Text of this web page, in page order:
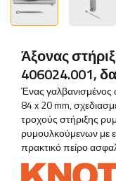
Άξονας
406024.001,
Ένας γαλβανισμένος
84 x 20 mm,
τροχούς στήριξης
ρυμουλκούμενων με
πρακτικό πείρο